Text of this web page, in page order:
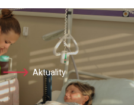
Aktuality